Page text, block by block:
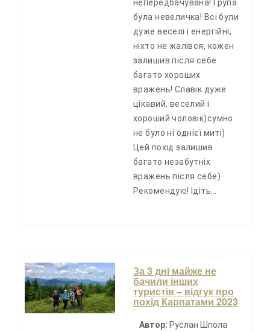
непередбачувана! Група
була невеличка! Всі були
дуже веселі і енергійні,
ніхто не жалівся, кожен
залишив після себе
багато хороших
вражень! Славік дуже
цікавий, веселий і
хороший чоловік)сумно
не було ні однієї миті)
Цей похід залишив
багато незабутніх
вражень після себе)
Рекомендую! Ідіть…
За 3 дні майже не
бачили інших
туристів – відгук про
похід Карпатами 2023
Автор: Руслан Шпола